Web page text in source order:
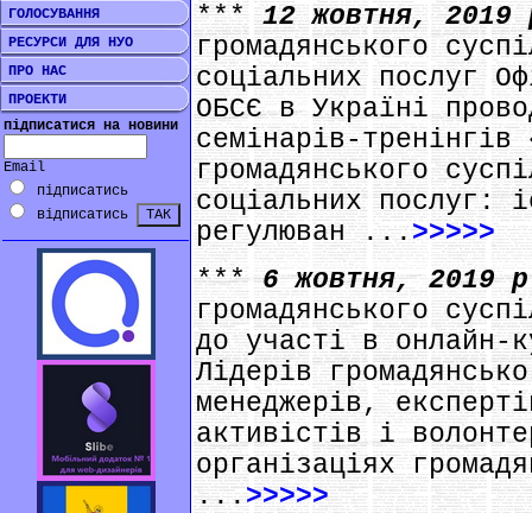
ГОЛОСУВАННЯ
РЕСУРСИ ДЛЯ НУО
ПРО НАС
ПРОЕКТИ
підписатися на новини
Email
підписатись
відписатись
***12 жовтня,
громадянського
соціальних послуг
ОБСЄ в Україні
семінарів-тренінгів
громадянського
соціальних послуг:
регулюван ...>>>>>
***6 жовтня, 2019
громадянського
до участі в онлайн-
Лідерів
менеджерів,
активістів і
організаціях
...>>>>>